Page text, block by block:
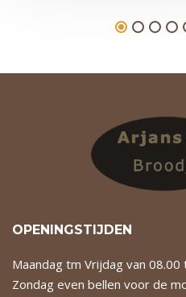
OPENINGSTIJDEN
Maandag tm Vrijdag van
Zondag even bellen voor de